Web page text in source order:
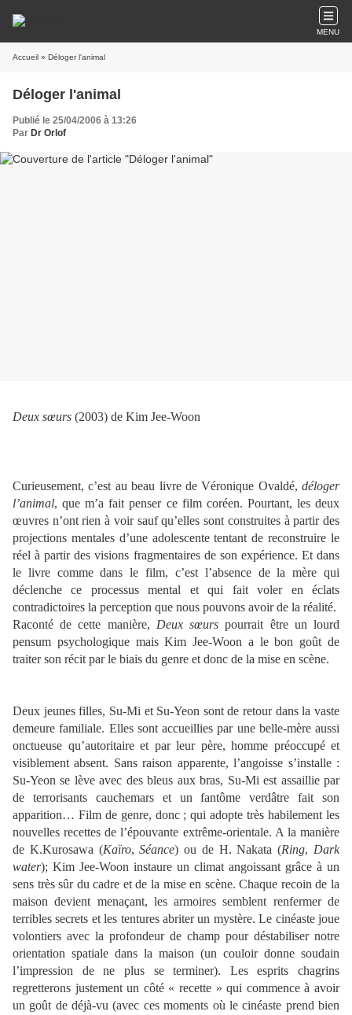
MENU
Accueil » Déloger l'animal
Déloger l'animal
Publié le 25/04/2006 à 13:26
Par Dr Orlof
Deux sœurs (2003) de Kim Jee-Woon
Curieusement, c’est au beau livre de Véronique Ovaldé, déloger
l’animal, que m’a fait penser ce film coréen. Pourtant, les deux
œuvres n’ont rien à voir sauf qu’elles sont construites à partir des
projections mentales d’une adolescente tentant de reconstruire le
réel à partir des visions fragmentaires de son expérience. Et dans
le livre comme dans le film, c’est l’absence de la mère qui
déclenche ce processus mental et qui fait voler en éclats
contradictoires la perception que nous pouvons avoir de la réalité.
Raconté de cette manière, Deux sœurs pourrait être un lourd
pensum psychologique mais Kim Jee-Woon a le bon goût de
traiter son récit par le biais du genre et donc de la mise en scène.
Deux jeunes filles, Su-Mi et Su-Yeon sont de retour dans la vaste
demeure familiale. Elles sont accueillies par une belle-mère aussi
onctueuse qu’autoritaire et par leur père, homme préoccupé et
visiblement absent. Sans raison apparente, l’angoisse s’installe :
Su-Yeon se lève avec des bleus aux bras, Su-Mi est assaillie par
de terrorisants cauchemars et un fantôme verdâtre fait son
apparition… Film de genre, donc ; qui adopte très habilement les
nouvelles recettes de l’épouvante extrême-orientale. A la manière
de K.Kurosawa (Kaïro,Séance) ou de H. Nakata (Ring, Dark
water); Kim Jee-Woon instaure un climat angoissant grâce à un
sens très sûr du cadre et de la mise en scène. Chaque recoin de la
maison devient menaçant, les armoires semblent renfermer de
terribles secrets et les tentures abriter un mystère. Le cinéaste joue
volontiers avec la profondeur de champ pour déstabiliser notre
orientation spatiale dans la maison (un couloir donne soudain
l’impression de ne plus se terminer). Les esprits chagrins
regretterons justement un côté « recette » qui commence à avoir
un goût de déjà-vu (avec ces moments où le cinéaste prend bien